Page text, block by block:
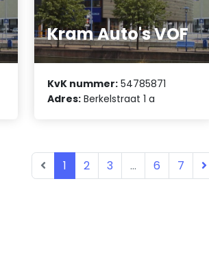
Kram Auto's VOF
KvK nummer: 54785871
Adres: Berkelstraat 1 a
1 2 3 ... 6 7